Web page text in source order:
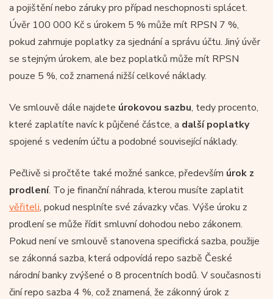
a pojištění nebo záruky pro případ neschopnosti splácet.
Úvěr 100 000 Kč s úrokem 5 % může mít RPSN 7 %,
pokud zahrnuje poplatky za sjednání a správu účtu. Jiný úvěr
se stejným úrokem, ale bez poplatků může mít RPSN
pouze 5 %, což znamená nižší celkové náklady.
Ve smlouvě dále najdete úrokovou sazbu, tedy procento,
které zaplatíte navíc k půjčené částce, a další poplatky
spojené s vedením účtu a podobné související náklady.
Pečlivě si pročtěte také možné sankce, především úrok z
prodlení. To je finanční náhrada, kterou musíte zaplatit
věřiteli, pokud nesplníte své závazky včas. Výše úroku z
prodlení se může řídit smluvní dohodou nebo zákonem.
Pokud není ve smlouvě stanovena specifická sazba, použije
se zákonná sazba, která odpovídá repo sazbě České
národní banky zvýšené o 8 procentních bodů. V současnosti
činí repo sazba 4 %, což znamená, že zákonný úrok z